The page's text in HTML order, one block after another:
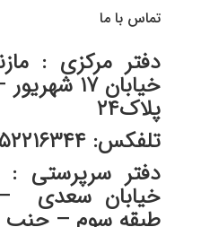
تماس با ما
دفتر مرکزی :
خیابان ۱۷
پلاک۲۴
تلفکس: ۰۱۱۵۲۲۱۶۳۴۴
دفتر سرپرستی
خیابان سعدی –